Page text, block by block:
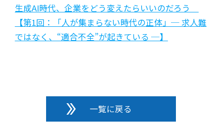
生成AI時代、企業をどう変えたらいいのだろう
【第1回：「人が集まらない時代の正体」─ 求人難
ではなく、“適合不全”が起きている ─】
一覧に戻る